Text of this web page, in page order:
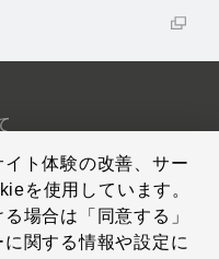
ト体験の改善、サー
を使用しています。
場合は「同意する」
関する情報や設定に